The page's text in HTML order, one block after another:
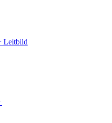
Leitbild